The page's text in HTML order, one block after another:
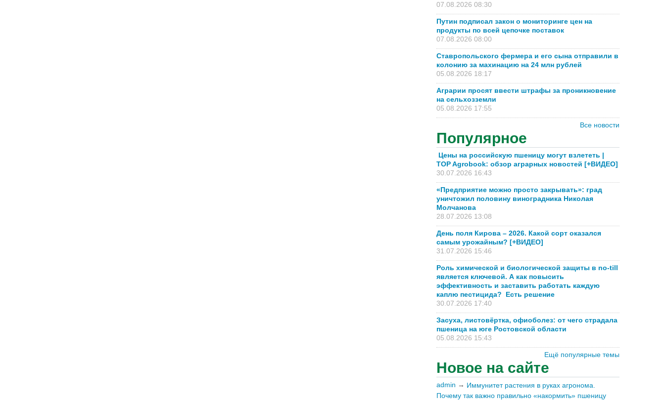
07.08.2026 08:30
Путин подписал закон о мониторинге цен на
продукты по всей цепочке поставок
07.08.2026 08:00
Ставропольского фермера и его сына отправили в
колонию за махинацию на 24 млн рублей
05.08.2026 18:17
Аграрии просят ввести штрафы за проникновение
на сельхозземли
05.08.2026 17:55
Все новости
Популярное
Цены на российскую пшеницу могут взлететь |
TOP Agrobook: обзор аграрных новостей [+ВИДЕО]
30.07.2026 16:43
«Предприятие можно просто закрывать»: град
уничтожил половину виноградника Николая
Молчанова
28.07.2026 13:08
День поля Кирова – 2026. Какой сорт оказался
самым урожайным? [+ВИДЕО]
31.07.2026 15:46
Роль химической и биологической защиты в no-till
является ключевой. А как повысить
эффективность и заставить работать каждую
каплю пестицида? Есть решение
30.07.2026 17:40
Засуха, листовёртка, офиоболез: от чего страдала
пшеница на юге Ростовской области
05.08.2026 15:43
Ещё популярные темы
Новое на сайте
admin → Иммунитет растения в руках агронома.
Почему так важно правильно «накормить» пшеницу